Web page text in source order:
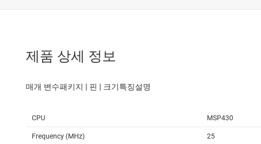
제품 상세 정보
CPU MSP430
Frequency (MHz) 25